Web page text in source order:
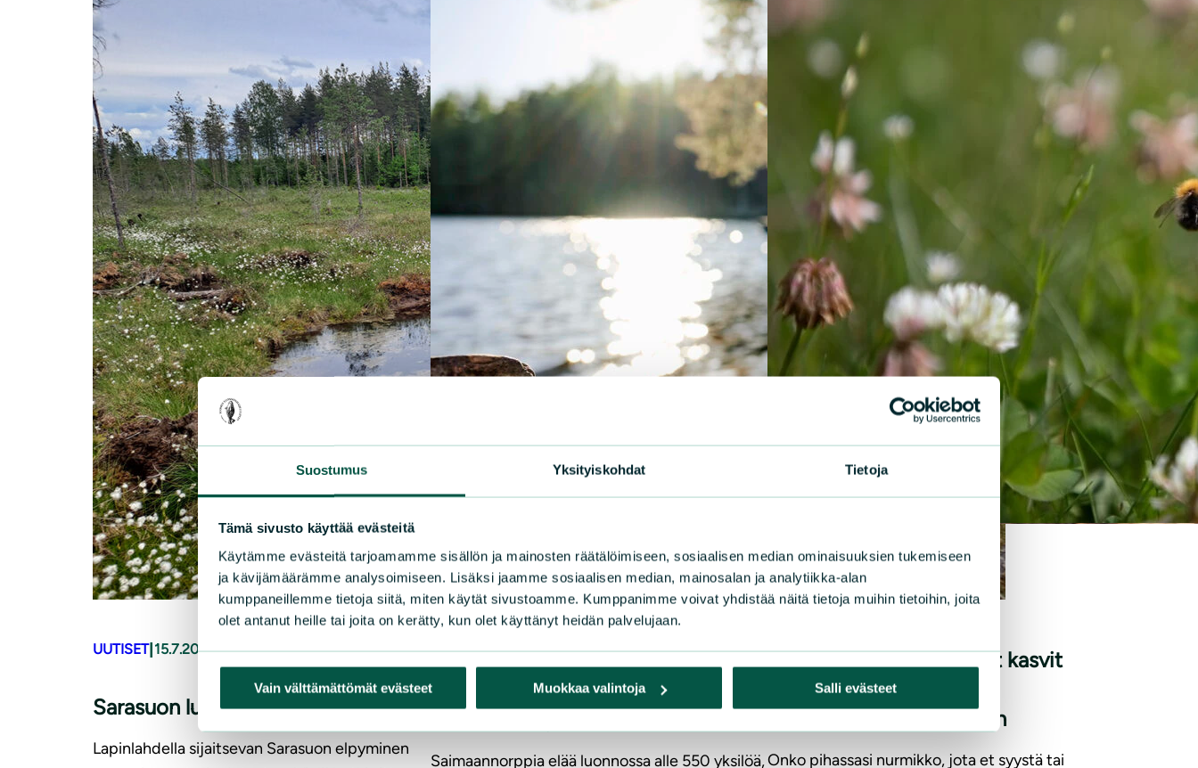
Suostumus Yksityiskohdat Tietoja
Tämä sivusto käyttää evästeitä
Käytämme evästeitä tarjoamamme sisällön ja mainosten räätälöimiseen, sosiaalisen median ominaisuuksien tukemiseen
ja kävijämäärämme analysoimiseen. Lisäksi jaamme sosiaalisen median, mainosalan ja analytiikka-alan
kumppaneillemme tietoja siitä, miten käytät sivustoamme. Kumppanimme voivat yhdistää näitä tietoja muihin tietoihin, joita
olet antanut heille tai joita on kerätty, kun olet käyttänyt heidän palvelujaan.
Vain välttämättömät evästeet Muokkaa valintoja Salli evästeet
UUTISET| 15.7.2026
Sarasuon luonto elpyy vauhdilla
Lapinlahdella sijaitsevan Sarasuon elpyminen
UUTISET|2.7.2026
Saimaannorpan suojelutyötä voi
tukea maistuvasti – jokaisesta
Norppamehusta 10 senttiä
Saimaannorppia elää luonnossa alle 550 yksilöä,
UUTISET|26.6.2026
matalakasvuiset kukkivat kasvit
tekevät nurmesta
pölyttäjäystävällisemmän
Onko pihassasi nurmikko, jota et syystä tai